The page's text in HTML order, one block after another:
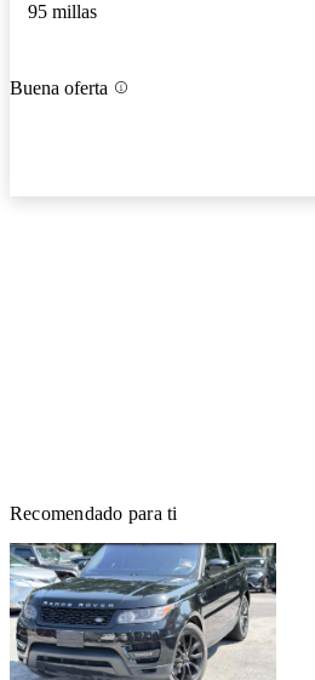
95 millas
Buena oferta
Recomendado para ti